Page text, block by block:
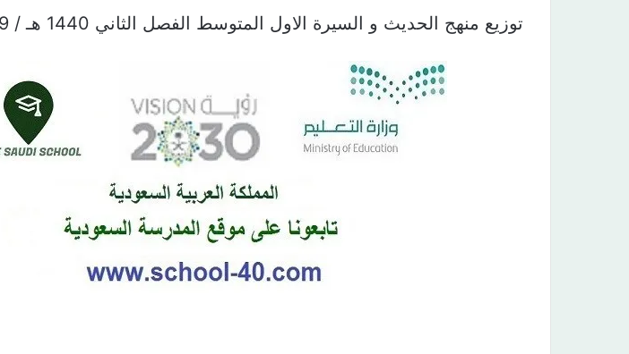
توزيع منهج الحديث و السيرة الاول المتوسط الفصل الثاني 1440 هـ / 2019 م